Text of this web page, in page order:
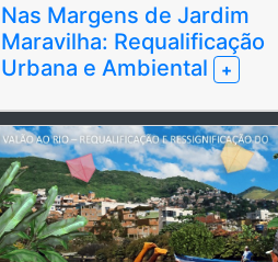
Nas Margens de Jardim
Maravilha: Requalificação
Urbana e Ambiental
+